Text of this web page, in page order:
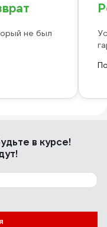
не был
в курсе!